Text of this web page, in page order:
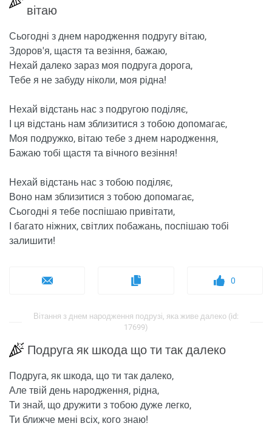
вітаю
Сьогодні з днем ​​народження подругу вітаю,
Здоров'я, щастя та везіння, бажаю,
Нехай далеко зараз моя подруга дорога,
Тебе я не забуду ніколи, моя рідна!
Нехай відстань нас з подругою поділяє,
І ця відстань нам зблизитися з тобою допомагає,
Моя подружко, вітаю тебе з днем ​​народження,
Бажаю тобі щастя та вічного везіння!
Нехай відстань нас з тобою поділяє,
Воно нам зблизитися з тобою допомагає,
Сьогодні я тебе поспішаю привітати,
І багато ніжних, світлих побажань, поспішаю тобі
залишити!
0
Вітання з днем ​​народження подрузі, яка живе далеко (id:
17699)
Подруга як шкода що ти так далеко
Подруга, як шкода, що ти так далеко,
Але твій день народження, рідна,
Ти знай, що дружити з тобою дуже легко,
Ти ближче мені всіх, кого знаю!